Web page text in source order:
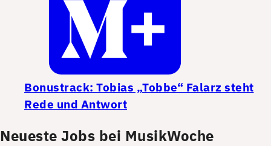
Bonustrack: Tobias „Tobbe“ Falarz steht
Rede und Antwort
Neueste Jobs bei MusikWoche